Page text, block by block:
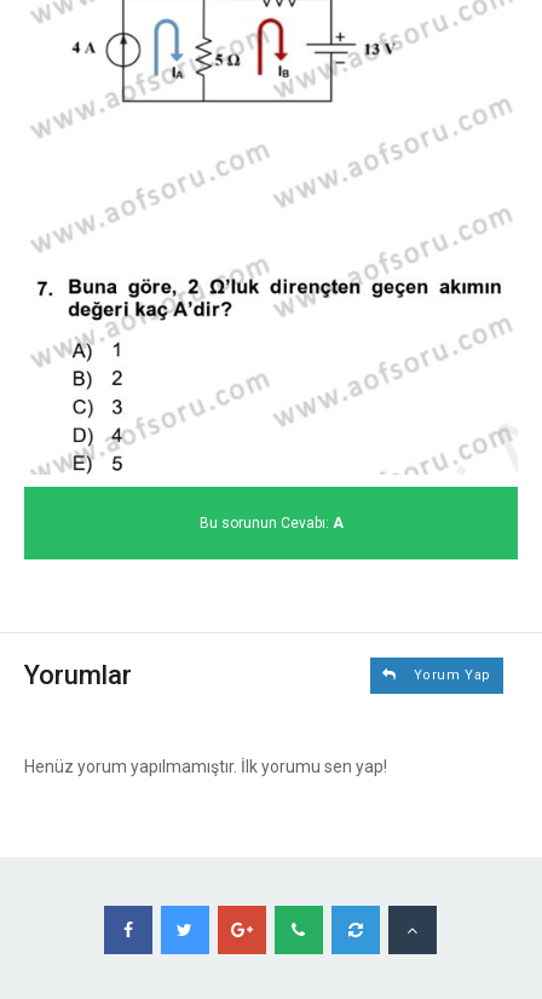
Bu sorunun Cevabı: A
Yorumlar Yorum Yap
Henüz yorum yapılmamıştır. İlk yorumu sen yap!